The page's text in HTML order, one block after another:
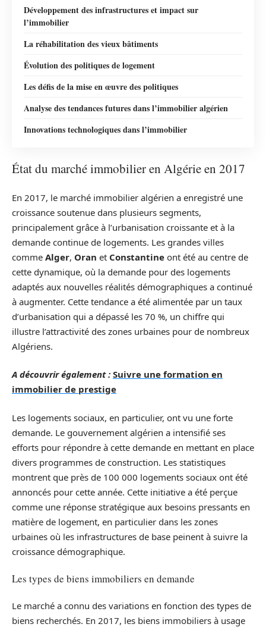
Développement des infrastructures et impact sur
l’immobilier
La réhabilitation des vieux bâtiments
Évolution des politiques de logement
Les défis de la mise en œuvre des politiques
Analyse des tendances futures dans l’immobilier algérien
Innovations technologiques dans l’immobilier
État du marché immobilier en Algérie en 2017
En 2017, le marché immobilier algérien a enregistré une
croissance soutenue dans plusieurs segments,
principalement grâce à l’urbanisation croissante et à la
demande continue de logements. Les grandes villes
comme Alger, Oran et Constantine ont été au centre de
cette dynamique, où la demande pour des logements
adaptés aux nouvelles réalités démographiques a continué
à augmenter. Cette tendance a été alimentée par un taux
d’urbanisation qui a dépassé les 70 %, un chiffre qui
illustre l’attractivité des zones urbaines pour de nombreux
Algériens.
A découvrir également : Suivre une formation en
immobilier de prestige
Les logements sociaux, en particulier, ont vu une forte
demande. Le gouvernement algérien a intensifié ses
efforts pour répondre à cette demande en mettant en place
divers programmes de construction. Les statistiques
montrent que près de 100 000 logements sociaux ont été
annoncés pour cette année. Cette initiative a été perçue
comme une réponse stratégique aux besoins pressants en
matière de logement, en particulier dans les zones
urbaines où les infrastructures de base peinent à suivre la
croissance démographique.
Les types de biens immobiliers en demande
Le marché a connu des variations en fonction des types de
biens recherchés. En 2017, les biens immobiliers à usage